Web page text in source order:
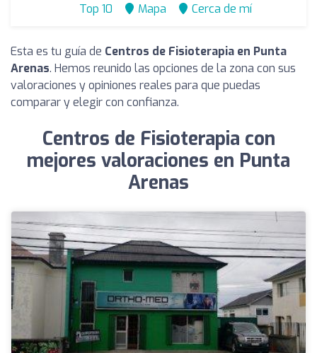
Top 10 Mapa Cerca de mí
Esta es tu guía de Centros de Fisioterapia en Punta
Arenas. Hemos reunido las opciones de la zona con sus
valoraciones y opiniones reales para que puedas
comparar y elegir con confianza.
Centros de Fisioterapia con
mejores valoraciones en Punta
Arenas